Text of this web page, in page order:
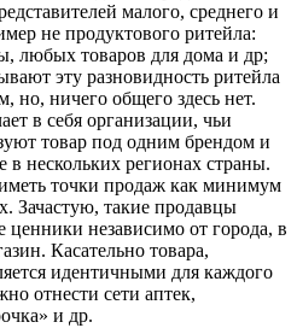
малого, среднего и
не продуктового ритейла:
любых товаров для дома и др;
эту разновидность ритейла
но, ничего общего здесь нет.
в себя организации, чьи
товар под одним брендом и
в нескольких регионах страны.
точки продаж как минимум
Зачастую, такие продавцы
ценники независимо от города, в
Касательно товара,
идентичными для каждого
отнести сети аптек,
и др.